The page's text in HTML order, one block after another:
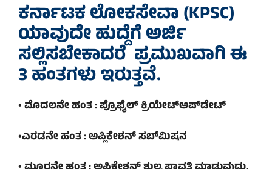
ಕರ್ನಾಟಕ ಲೋಕಸೇವಾ (KPSC)
ಯಾವುದೇ ಹುದ್ದೆಗೆ ಅರ್ಜಿ
ಸಲ್ಲಿಸಬೇಕಾದರೆ ಪ್ರಮುಖವಾಗಿ ಈ
3 ಹಂತಗಳು ಇರುತ್ತವೆ.
• ಮೊದಲನೇ ಹಂತ : ಪ್ರೊಫೈಲ್ ಕ್ರಿಯೇಟ್‌ಅಪ್‌ಡೇಟ್‌
•ಎರಡನೇ ಹಂತ : ಅಪ್ಲಿಕೇಶನ್ ಸಬ್‌ಮಿಷನ